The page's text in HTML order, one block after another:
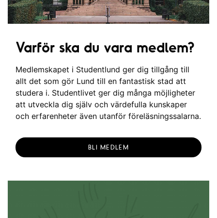
Varför ska du vara medlem?
Medlemskapet i Studentlund ger dig tillgång till
allt det som gör Lund till en fantastisk stad att
studera i. Studentlivet ger dig många möjligheter
att utveckla dig själv och värdefulla kunskaper
och erfarenheter även utanför föreläsningssalarna.
BLI MEDLEM